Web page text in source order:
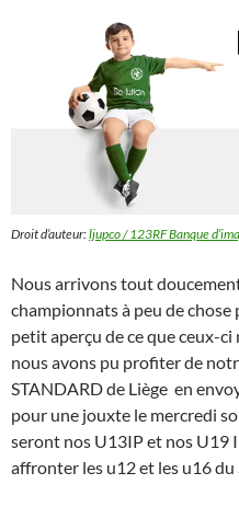
Droit d’auteur:ljupco / 123RF Banque
Nous arrivons tout
championnats à peu de
petit aperçu de ce que ceux-
nous avons pu profiter de
STANDARD de Liège en
pour une jouxte le mercredi
seront nos U13IP et nos U19
affronter les u12 et les u16 du